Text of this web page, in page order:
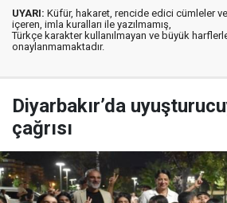
UYARI: Küfür, hakaret, rencide edici cümleler
içeren, imla kuralları ile yazılmamış,
Türkçe karakter kullanılmayan ve büyük
onaylanmamaktadır.
Diyarbakır’da
çağrısı